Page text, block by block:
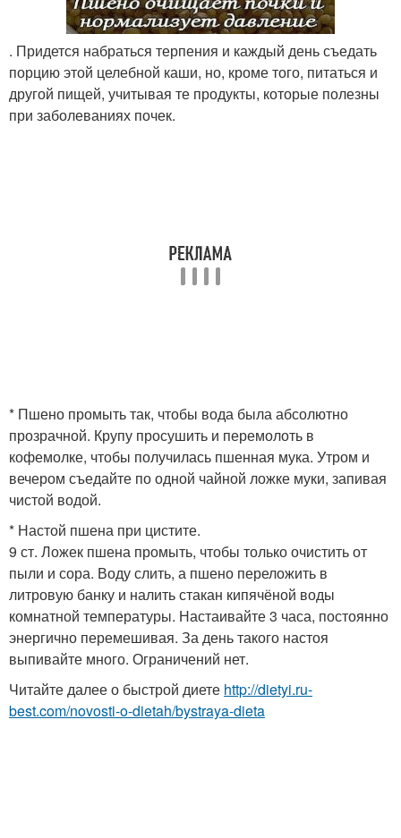
. Придется набраться терпения и каждый день съедать
порцию этой целебной каши, но, кроме того, питаться и
другой пищей, учитывая те продукты, которые полезны
при заболеваниях почек.
* Пшено промыть так, чтобы вода была абсолютно
прозрачной. Крупу просушить и перемолоть в
кофемолке, чтобы получилась пшенная мука. Утром и
вечером съедайте по одной чайной ложке муки, запивая
чистой водой.
* Настой пшена при цистите.
9 ст. Ложек пшена промыть, чтобы только очистить от
пыли и сора. Воду слить, а пшено переложить в
литровую банку и налить стакан кипячёной воды
комнатной температуры. Настаивайте 3 часа, постоянно
энергично перемешивая. За день такого настоя
выпивайте много. Ограничений нет.
Читайте далее о быстрой диете http://dietyi.ru-
best.com/novosti-o-dietah/bystraya-dieta